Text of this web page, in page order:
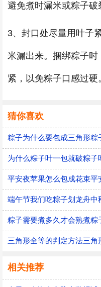
避免煮时漏米或粽子破
3、封口处尽量用叶子
米漏出来。捆绑粽子
紧，以免粽子口感过硬
猜你喜欢
粽子为什么要包成三角形粽
为什么粽子叶一包就破粽子
三角形全等的判定方法三角
相关推荐